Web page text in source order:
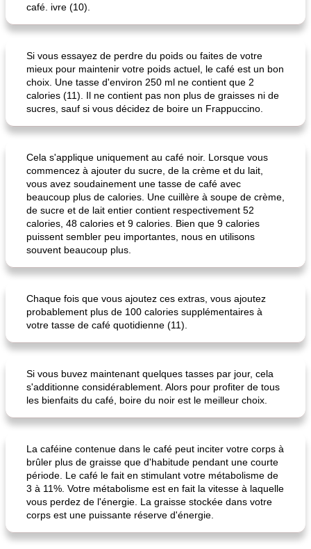
café. ivre (10).
Si vous essayez de perdre du poids ou faites de votre
mieux pour maintenir votre poids actuel, le café est un bon
choix. Une tasse d'environ 250 ml ne contient que 2
calories (11). Il ne contient pas non plus de graisses ni de
sucres, sauf si vous décidez de boire un Frappuccino.
Cela s'applique uniquement au café noir. Lorsque vous
commencez à ajouter du sucre, de la crème et du lait,
vous avez soudainement une tasse de café avec
beaucoup plus de calories. Une cuillère à soupe de crème,
de sucre et de lait entier contient respectivement 52
calories, 48 ​​calories et 9 calories. Bien que 9 calories
puissent sembler peu importantes, nous en utilisons
souvent beaucoup plus.
Chaque fois que vous ajoutez ces extras, vous ajoutez
probablement plus de 100 calories supplémentaires à
votre tasse de café quotidienne (11).
Si vous buvez maintenant quelques tasses par jour, cela
s'additionne considérablement. Alors pour profiter de tous
les bienfaits du café, boire du noir est le meilleur choix.
La caféine contenue dans le café peut inciter votre corps à
brûler plus de graisse que d'habitude pendant une courte
période. Le café le fait en stimulant votre métabolisme de
3 à 11%. Votre métabolisme est en fait la vitesse à laquelle
vous perdez de l'énergie. La graisse stockée dans votre
corps est une puissante réserve d'énergie.